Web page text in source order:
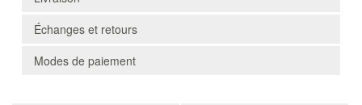
Échanges et retours
Modes de paiement